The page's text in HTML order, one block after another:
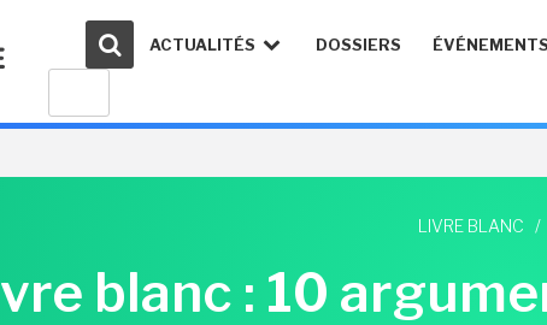
ACTUALITÉS DOSSIERS ÉVÉNEMENTS
LIVRE BLANC /
blanc : 10